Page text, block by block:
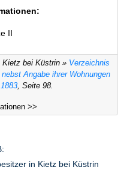
II
Kietz bei Küstrin » Verzeichnis
Angabe ihrer Wohnungen
, Seite 98.
>>
in Kietz bei Küstrin